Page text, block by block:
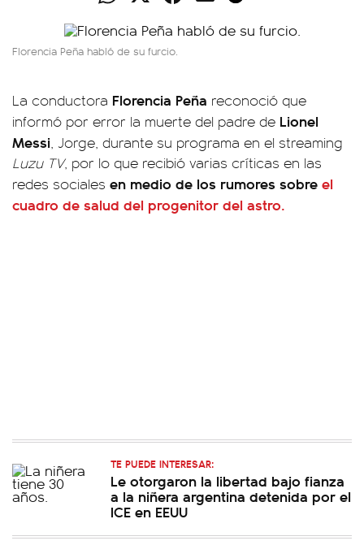
Florencia Peña habló de su furcio.
La conductora Florencia Peña reconoció que
informó por error la muerte del padre de Lionel
Messi, Jorge, durante su programa en el streaming
Luzu TV, por lo que recibió varias críticas en las
redes sociales en medio de los rumores sobre el
cuadro de salud del progenitor del astro.
TE PUEDE INTERESAR:
Le otorgaron la libertad bajo fianza
a la niñera argentina detenida por el
ICE en EEUU